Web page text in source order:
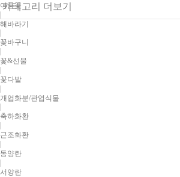
카테고리 더보기
여름꽃
|
해바라기
꽃바구니
꽃&선물
|
꽃다발
|
개업화분/관엽식물
축하화환
근조화환
|
동양란
|
서양란